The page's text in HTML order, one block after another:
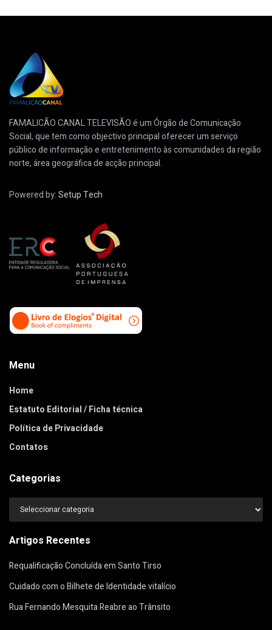
FAMALICÃO CANAL TELEVISÃO é um Órgão de Comunicação
Social, que tem como objectivo principal oferecer um serviço
público de informação e entretenimento às comunidades da região
norte, área geográfica de acção principal.
Powered by:Setup Tech
Menu
Home
Estatuto Editorial / Ficha técnica
Política de Privacidade
Contatos
Categorias
Categorias
Artigos Recentes
Requalificação Concluída em Santo Tirso
Cuidado com o Bilhete de Identidade vitalício
Rua Fernando Mesquita Reabre ao Trânsito